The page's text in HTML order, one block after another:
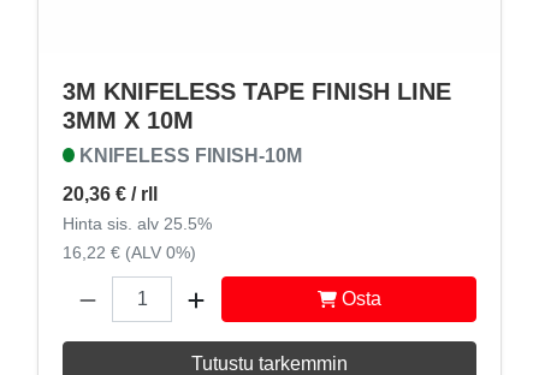
3M KNIFELESS TAPE FINISH LINE
3MM X 10M
KNIFELESS FINISH-10M
20,36 € / rll
Hinta sis. alv 25.5%
16,22 € (ALV 0%)
Osta
Tutustu tarkemmin